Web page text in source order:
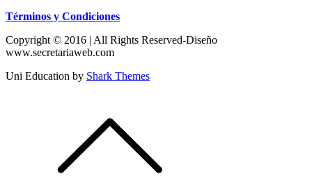
Términos y Condiciones
Copyright © 2016 | All Rights Reserved-Diseño
www.secretariaweb.com
Uni Education by Shark Themes